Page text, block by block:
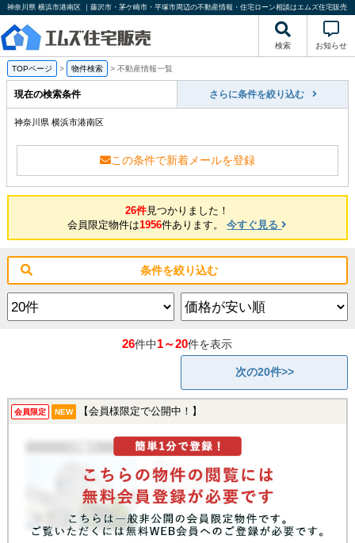
神奈川県 横浜市港南区 ｜藤沢市・茅ケ崎市・平塚市周辺の不動産情報・住宅ローン相談はエムズ住宅販売
検索 お知らせ
TOPページ > 物件検索 > 不動産情報一覧
現在の検索条件 さらに条件を絞り込む
神奈川県 横浜市港南区
この条件で新着メールを登録
26件見つかりました！
会員限定物件は1956件あります。今すぐ見る
条件を絞り込む
26件中1～20件を表示
次の20件>>
会員限定 NEW 【会員様限定で公開中！】